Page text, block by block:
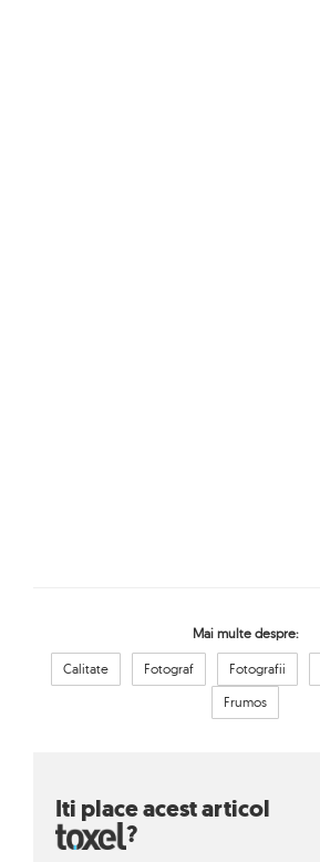
Mai multe despre:
Calitate Fotograf Fotografii
Frumos
Iti place acest articol
?